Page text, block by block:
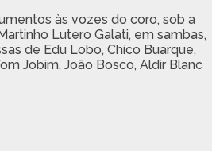
às vozes do coro, sob a
Lutero Galati, em sambas,
de Edu Lobo, Chico Buarque,
Jobim, João Bosco, Aldir Blanc